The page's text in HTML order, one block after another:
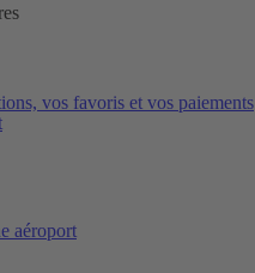
vos favoris et vos paiements
aéroport